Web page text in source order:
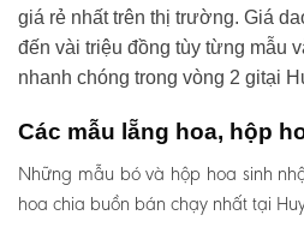
giá rẻ nhất trên thị trường. Giá
đến vài triệu đồng tùy từng mẫu
nhanh chóng trong vòng 2 gitại
Các mẫu lẵng hoa, hộp
Những mẫu bó và hộp hoa sinh
hoa chia buồn bán chạy nhất tại